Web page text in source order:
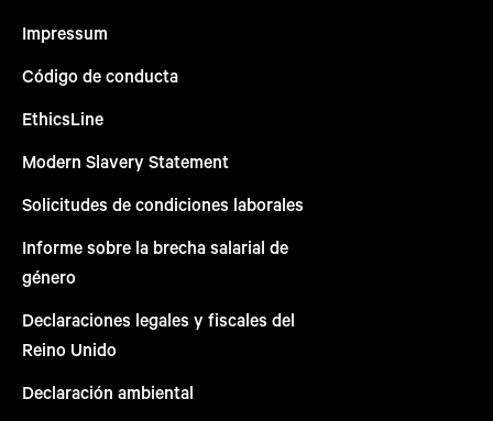
Impressum
Código de conducta
EthicsLine
Modern Slavery Statement
Solicitudes de condiciones laborales
Informe sobre la brecha salarial de
género
Declaraciones legales y fiscales del
Reino Unido
Declaración ambiental